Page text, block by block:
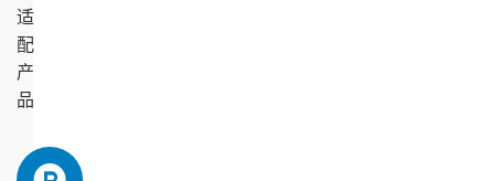
适
配
产
品